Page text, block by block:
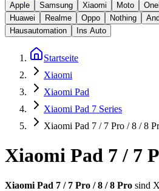
Apple Samsung Xiaomi Moto
Huawei
Realme Oppo Nothing
Hausautomation
Ins Auto
Startseite
Xiaomi
Xiaomi Pad
Xiaomi Pad 7 Series
Xiaomi Pad 7 / 7 Pro / 8 / 8
Xiaomi Pad 7 / 7
Xiaomi Pad 7 / 7 Pro / 8 / 8 Pro sind